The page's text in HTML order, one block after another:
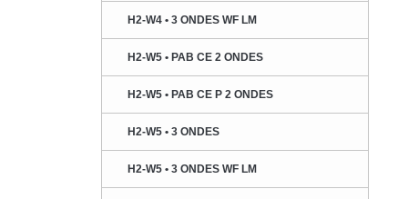
H2-W4 • 3 ONDES WF LM
H2-W5 • PAB CE 2 ONDES
H2-W5 • PAB CE P 2 ONDES
H2-W5 • 3 ONDES
H2-W5 • 3 ONDES WF LM